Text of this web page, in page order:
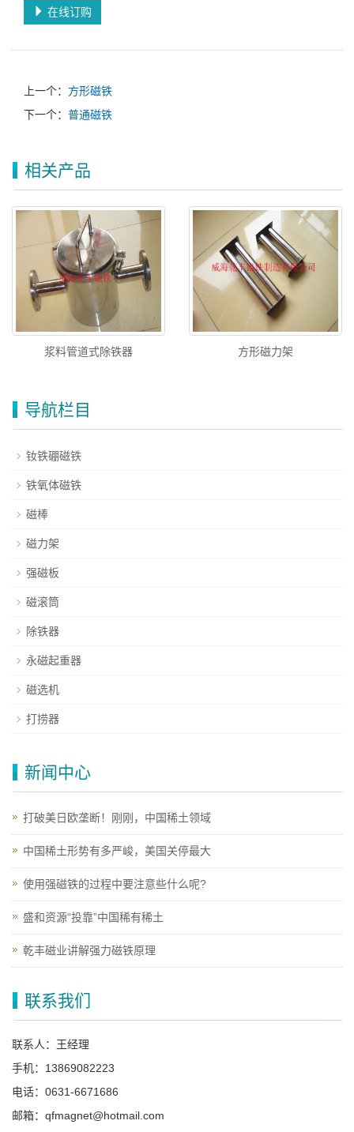
在线订购
上一个： 方形磁铁
下一个： 普通磁铁
相关产品
浆料管道式除铁器 方形磁力架
导航栏目
钕铁硼磁铁
铁氧体磁铁
磁棒
磁力架
强磁板
磁滚筒
除铁器
永磁起重器
磁选机
打捞器
新闻中心
打破美日欧垄断！刚刚，中国稀土领域
中国稀土形势有多严峻，美国关停最大
使用强磁铁的过程中要注意些什么呢?
盛和资源“投靠”中国稀有稀土
乾丰磁业讲解强力磁铁原理
联系我们
联系人：王经理
手机：13869082223
电话：0631-6671686
邮箱：qfmagnet@hotmail.com